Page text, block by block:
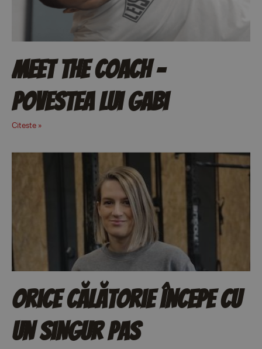
Meet The Coach –
Povestea lui Gabi
Citeste »
Orice călătorie începe cu
un singur pas